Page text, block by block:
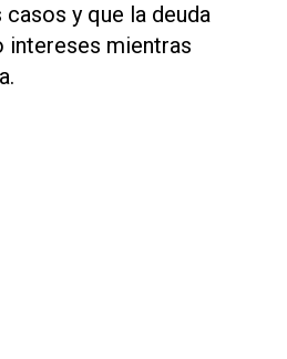
y que la deuda
intereses mientras